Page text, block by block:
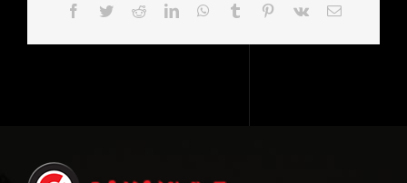
Facebook
TwitterRedditLinkedInWhatsApp
Tumblr Pinterest
Vk Email